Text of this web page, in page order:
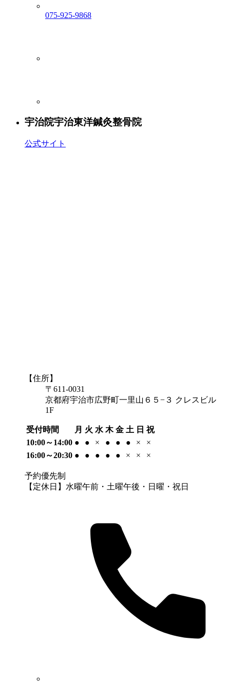
075-925-9868
宇治院宇治東洋鍼灸整骨院
公式サイト
【住所】
〒611-0031
京都府宇治市広野町一里山６５−３ クレスビル
1F
受付時間 月 火 水 木 金 土 日 祝
10:00～14:00 ● ● × ● ● ● ×
×
16:00～20:30 ● ● ● ● ● × × ×
予約優先制
【定休日】水曜午前・土曜午後・日曜・祝日